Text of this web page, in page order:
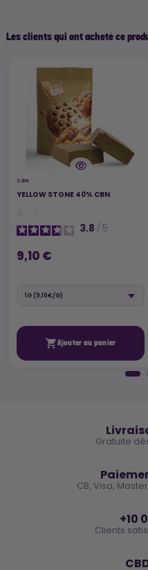
Les clients qui ont acheté ce
CBN
YELLOW STONE 40% CBN
3.8 / 5
9,10 €
Ajouter au panier
Gratuite
CB, Visa,
+10
Clients